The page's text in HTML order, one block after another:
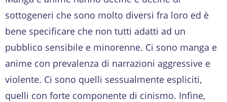
sottogeneri che sono molto diversi fra loro ed è
bene specificare che non tutti adatti ad un
pubblico sensibile e minorenne. Ci sono manga e
anime con prevalenza di narrazioni aggressive e
violente. Ci sono quelli sessualmente espliciti,
quelli con forte componente di cinismo. Infine,